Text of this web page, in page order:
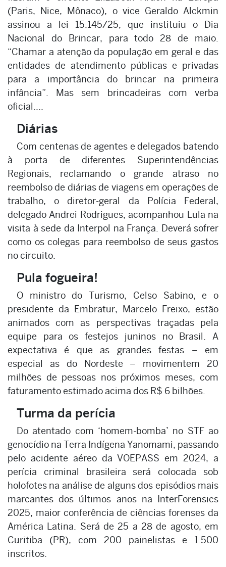
(Paris, Nice, Mônaco), o vice Geraldo Alckmin
assinou a lei 15.145/25, que instituiu o Dia
Nacional do Brincar, para todo 28 de maio.
“Chamar a atenção da população em geral e das
entidades de atendimento públicas e privadas
para a importância do brincar na primeira
infância”. Mas sem brincadeiras com verba
oficial....
Diárias
Com centenas de agentes e delegados batendo
à porta de diferentes Superintendências
Regionais, reclamando o grande atraso no
reembolso de diárias de viagens em operações de
trabalho, o diretor-geral da Polícia Federal,
delegado Andrei Rodrigues, acompanhou Lula na
visita à sede da Interpol na França. Deverá sofrer
como os colegas para reembolso de seus gastos
no circuito.
Pula fogueira!
O ministro do Turismo, Celso Sabino, e o
presidente da Embratur, Marcelo Freixo, estão
animados com as perspectivas traçadas pela
equipe para os festejos juninos no Brasil. A
expectativa é que as grandes festas – em
especial as do Nordeste – movimentem 20
milhões de pessoas nos próximos meses, com
faturamento estimado acima dos R$ 6 bilhões.
Turma da perícia
Do atentado com ‘homem-bomba’ no STF ao
genocídio na Terra Indígena Yanomami, passando
pelo acidente aéreo da VOEPASS em 2024, a
perícia criminal brasileira será colocada sob
holofotes na análise de alguns dos episódios mais
marcantes dos últimos anos na InterForensics
2025, maior conferência de ciências forenses da
América Latina. Será de 25 a 28 de agosto, em
Curitiba (PR), com 200 painelistas e 1.500
inscritos.